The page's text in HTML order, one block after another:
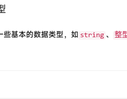
些基本的数据类型，如 string 、 整